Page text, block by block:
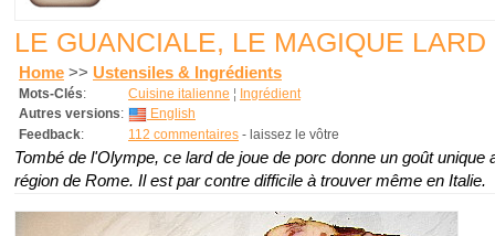
LE GUANCIALE, LE MAGIQUE LARD
Home >> Ustensiles & Ingrédients
Mots-Clés: Cuisine italienne ¦ Ingrédient
Autres versions:
English
Feedback: 112 commentaires - laissez le vôtre
Tombé de l'Olympe, ce lard de joue de porc donne un goût unique
région de Rome. Il est par contre difficile à trouver même en Italie.